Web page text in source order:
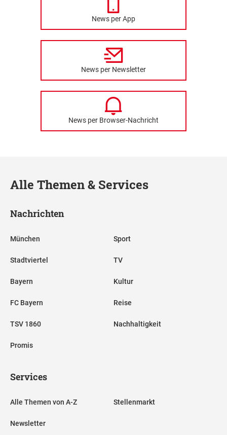
News per App
News per Newsletter
News per Browser-Nachricht
Alle Themen & Services
Nachrichten
München
Stadtviertel
Bayern
FC Bayern
TSV 1860
Promis
Sport
TV
Kultur
Reise
Nachhaltigkeit
Services
Alle Themen von A-Z
Newsletter
Stellenmarkt